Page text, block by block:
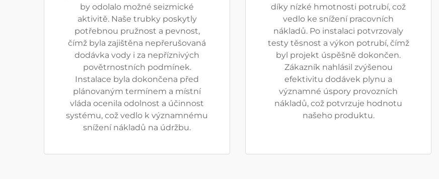
by odolalo možné seizmické
aktivitě. Naše trubky poskytly
potřebnou pružnost a pevnost,
čímž byla zajištěna nepřerušovaná
dodávka vody i za nepříznivých
povětrnostních podmínek.
Instalace byla dokončena před
plánovaným termínem a místní
vláda ocenila odolnost a účinnost
systému, což vedlo k významnému
snížení nákladů na údržbu.
díky nízké hmotnosti potrubí, což
vedlo ke snížení pracovních
nákladů. Po instalaci potvrzovaly
testy těsnost a výkon potrubí, čímž
byl projekt úspěšně dokončen.
Zákazník nahlásil zvýšenou
efektivitu dodávek plynu a
významné úspory provozních
nákladů, což potvrzuje hodnotu
našeho produktu.